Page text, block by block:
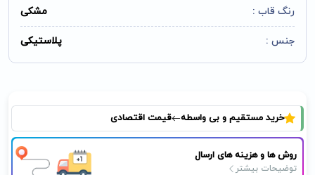
رنگ قاب : مشکی
جنس : پلاستیکی
خرید مستقیم و بی واسطه قیمت اقتصادی
روش ها و هزینه های ارسال
توضیحات بیشتر